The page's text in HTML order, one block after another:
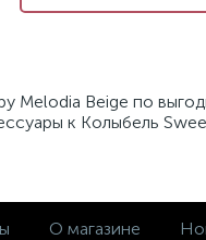
Melodia Beige по
к Колыбель
О магазине